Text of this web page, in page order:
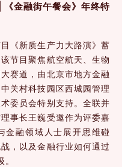
《金融街午餐会》年终特
《新质生产力大路演》蓄
节目聚焦航空航天、生物
赛道，由北京市地方金融
关村科技园区西城园管理
委员会特别支持。全联并
事长王巍受邀作为评委嘉
金融领域人士展开思维碰
，以及金融行业如何通过